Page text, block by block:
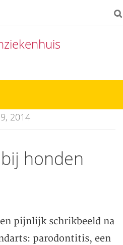
2014
honden
pijnlijk schrikbeeld na
parodontitis, een